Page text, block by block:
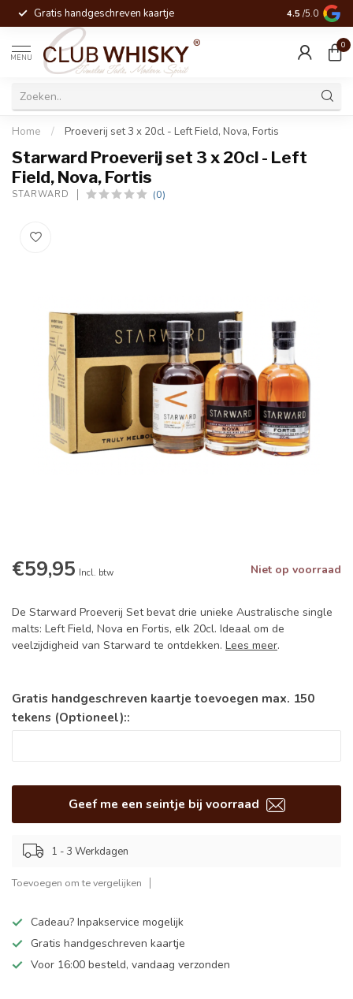
Gratis handgeschreven kaartje Voor 16:00
4.5 /5.0
MENU
0
Home / Proeverij set 3 x 20cl - Left Field, Nova, Fortis
Starward Proeverij set 3 x 20cl - Left
Field, Nova, Fortis
STARWARD (0)
€59,95 Incl. btw Niet op voorraad
De Starward Proeverij Set bevat drie unieke Australische single
malts: Left Field, Nova en Fortis, elk 20cl. Ideaal om de
veelzijdigheid van Starward te ontdekken. Lees meer.
Gratis handgeschreven kaartje toevoegen max. 150
tekens (Optioneel)::
Geef me een seintje bij voorraad
1 - 3 Werkdagen
Toevoegen om te vergelijken
Cadeau? Inpakservice mogelijk
Gratis handgeschreven kaartje
Voor 16:00 besteld, vandaag verzonden